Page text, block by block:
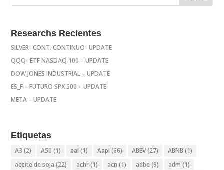
Researchs Recientes
SILVER- CONT. CONTINUO- UPDATE
QQQ- ETF NASDAQ 100 – UPDATE
DOW JONES INDUSTRIAL – UPDATE
ES_F – FUTURO SPX 500 – UPDATE
META – UPDATE
Etiquetas
A3 (2) A50 (1) aal (1) Aapl (66) ABEV(27) ABNB (1)
aceite de soja (22) achr(1) acn (1) adbe (9) adm (1)